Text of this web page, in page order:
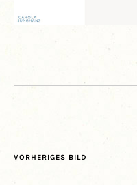
VORHERIGES BILD